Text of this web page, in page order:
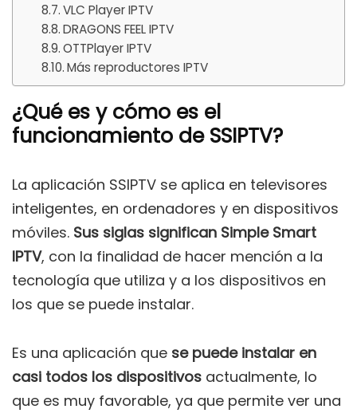
VLC Player IPTV
DRAGONS FEEL IPTV
OTTPlayer IPTV
Más reproductores IPTV
¿Qué es y cómo es el
funcionamiento de SSIPTV?
La aplicación SSIPTV se aplica en televisores
inteligentes, en ordenadores y en dispositivos
móviles. Sus siglas significan Simple Smart
IPTV, con la finalidad de hacer mención a la
tecnología que utiliza y a los dispositivos en
los que se puede instalar.
Es una aplicación que se puede instalar en
casi todos los dispositivos actualmente, lo
que es muy favorable, ya que permite ver una